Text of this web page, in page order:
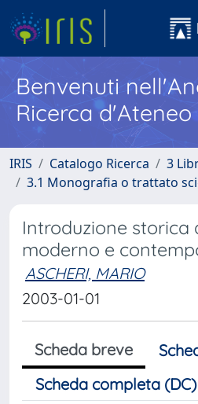
Benvenuti
Ricerca d'Ateneo
IRIS Catalogo Ricerca
3
3.1 Monografia o trattato
Introduzione storica
moderno e
ASCHERI, MARIO
2003-01-01
Scheda breve
Scheda completa (DC)